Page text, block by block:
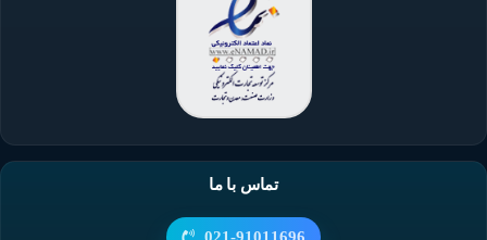
تماس با ما